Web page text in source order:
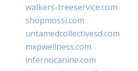
walkers-treeservice.com
shopmossi.com
untamedcollectivesd.com
mxpwellness.com
infernocanine.com